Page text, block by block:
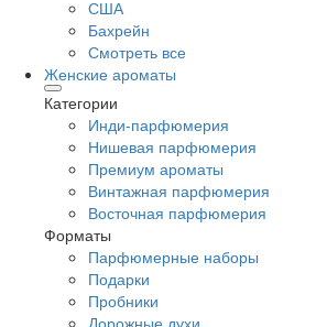
США
Бахрейн
Смотреть все
Женские ароматы
Категории
Инди-парфюмерия
Нишевая парфюмерия
Премиум ароматы
Винтажная парфюмерия
Восточная парфюмерия
Форматы
Парфюмерные наборы
Подарки
Пробники
Дорожные духи